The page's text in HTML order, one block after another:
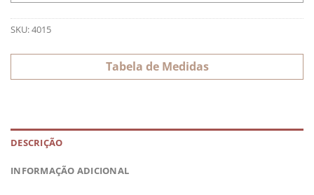
SKU:4015
Tabela de Medidas
DESCRIÇÃO
INFORMAÇÃO ADICIONAL